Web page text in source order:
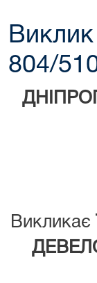
804/
Викликає